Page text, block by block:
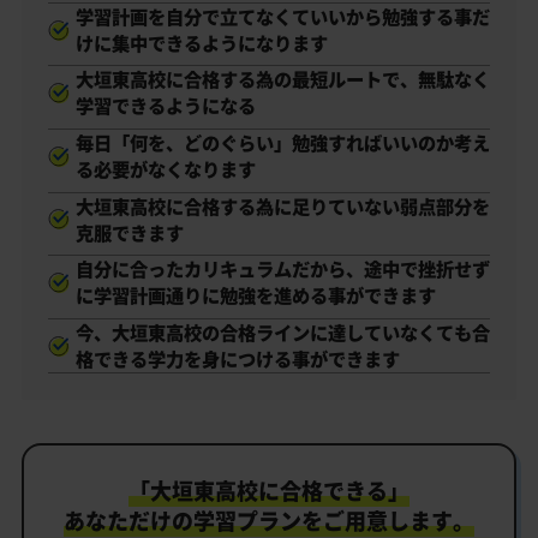
学習計画を自分で立てなくていいから勉強する事だ
けに集中できるようになります
大垣東高校に合格する為の最短ルートで、無駄なく
学習できるようになる
毎日「何を、どのぐらい」勉強すればいいのか考え
る必要がなくなります
大垣東高校に合格する為に足りていない弱点部分を
克服できます
自分に合ったカリキュラムだから、途中で挫折せず
に学習計画通りに勉強を進める事ができます
今、大垣東高校の合格ラインに達していなくても合
格できる学力を身につける事ができます
「大垣東高校に合格できる」
あなただけの学習プランをご用意します。